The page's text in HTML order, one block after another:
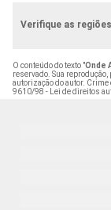
Verifique as
O conteúdo do texto "Onde
reservado. Sua
autorização do autor.
9610/98 - Lei de direitos